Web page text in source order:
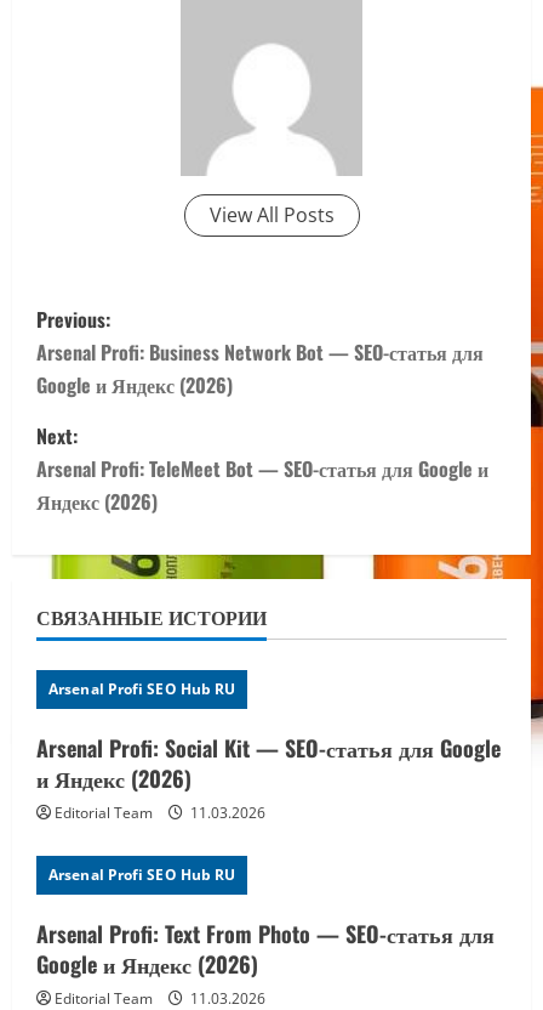
View All Posts
P
o
s
t
n
a
v
i
g
a
t
i
o
n
Previous:
Arsenal Profi: Business Network Bot — SEO-статья для
Google и Яндекс (2026)
Next:
Arsenal Profi: TeleMeet Bot — SEO-статья для Google и
Яндекс (2026)
СВЯЗАННЫЕ ИСТОРИИ
Arsenal Profi SEO Hub RU
Arsenal Profi: Social Kit — SEO-статья для Google
и Яндекс (2026)
Editorial Team 11.03.2026
Arsenal Profi SEO Hub RU
Arsenal Profi: Text From Photo — SEO-статья для
Google и Яндекс (2026)
Editorial Team 11.03.2026